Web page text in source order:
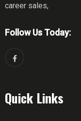
career sales,
Follow Us Today:
Quick Links